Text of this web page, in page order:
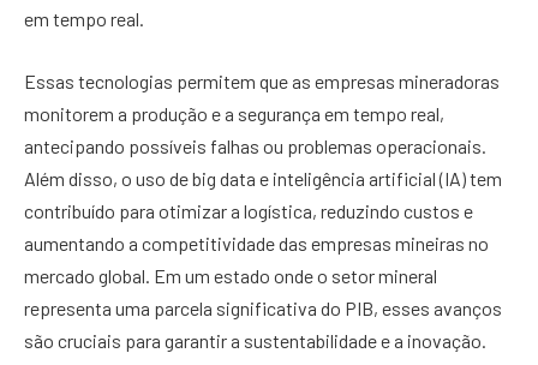
em tempo real.
Essas tecnologias permitem que as empresas mineradoras
monitorem a produção e a segurança em tempo real,
antecipando possíveis falhas ou problemas operacionais.
Além disso, o uso de big data e inteligência artificial (IA) tem
contribuído para otimizar a logística, reduzindo custos e
aumentando a competitividade das empresas mineiras no
mercado global. Em um estado onde o setor mineral
representa uma parcela significativa do PIB, esses avanços
são cruciais para garantir a sustentabilidade e a inovação.